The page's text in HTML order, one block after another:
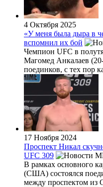
4 Октября 2025
«У меня была дыра в
вспомнил их бой
Чемпион UFC в
Магомед Анкалаев
поединков, с тех пор
17 Ноября 2024
Проспект Никал
UFC 309
В рамках основного
(США) состоялся
между проспектом